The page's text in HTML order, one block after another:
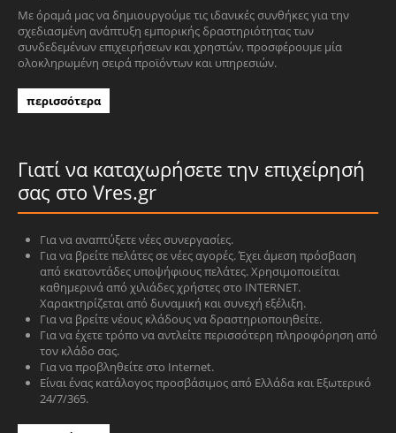
Με όραμά μας να δημιουργούμε τις ιδανικές συνθήκες για την
σχεδιασμένη ανάπτυξη εμπορικής δραστηριότητας των
συνδεδεμένων επιχειρήσεων και χρηστών, προσφέρουμε μία
ολοκληρωμένη σειρά προϊόντων και υπηρεσιών.
περισσότερα
Γιατί να καταχωρήσετε την επιχείρησή
σας στο Vres.gr
Για να αναπτύξετε νέες συνεργασίες.
Για να βρείτε πελάτες σε νέες αγορές. Έχει άμεση πρόσβαση
από εκατοντάδες υποψήφιους πελάτες. Χρησιμοποιείται
καθημερινά από χιλιάδες χρήστες στο INTERNET.
Χαρακτηρίζεται από δυναμική και συνεχή εξέλιξη.
Για να βρείτε νέους κλάδους να δραστηριοποιηθείτε.
Για να έχετε τρόπο να αντλείτε περισσότερη πληροφόρηση από
τον κλάδο σας.
Για να προβληθείτε στο Internet.
Είναι ένας κατάλογος προσβάσιμος από Ελλάδα και Εξωτερικό
24/7/365.